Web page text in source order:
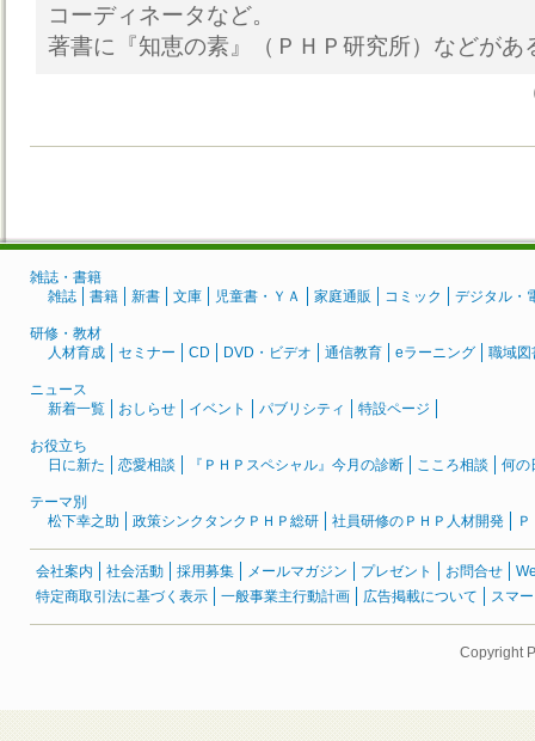
コーディネータなど。
著書に『知恵の素』（ＰＨＰ研究所）などがあ
雑誌・書籍
雑誌
書籍 新書 文庫 児童書・ＹＡ 家庭通販 コミック デジタル・
研修・教材
人材育成
セミナー CD DVD・ビデオ 通信教育 eラーニング 職域図
ニュース
新着一覧
おしらせ イベント パブリシティ 特設ページ
お役立ち
日に新た
恋愛相談 『ＰＨＰスペシャル』今月の診断 こころ相談 何の
テーマ別
松下幸之助
政策シンクタンクＰＨＰ総研 社員研修のＰＨＰ人材開発
会社案内 社会活動 採用募集 メールマガジン プレゼント お問合せ
特定商取引法に基づく表示
一般事業主行動計画 広告掲載について スマ
Copyright